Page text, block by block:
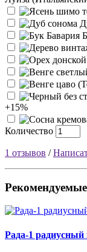
+15%
Количество
1 отзывов /
Рада-1